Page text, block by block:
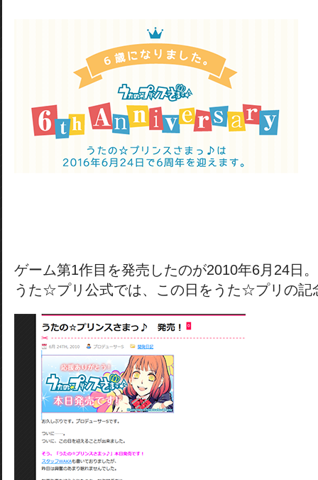
ゲーム第1作目を発売したのが2010年6月24日。
うた☆プリ公式では、この日をうた☆プリの記